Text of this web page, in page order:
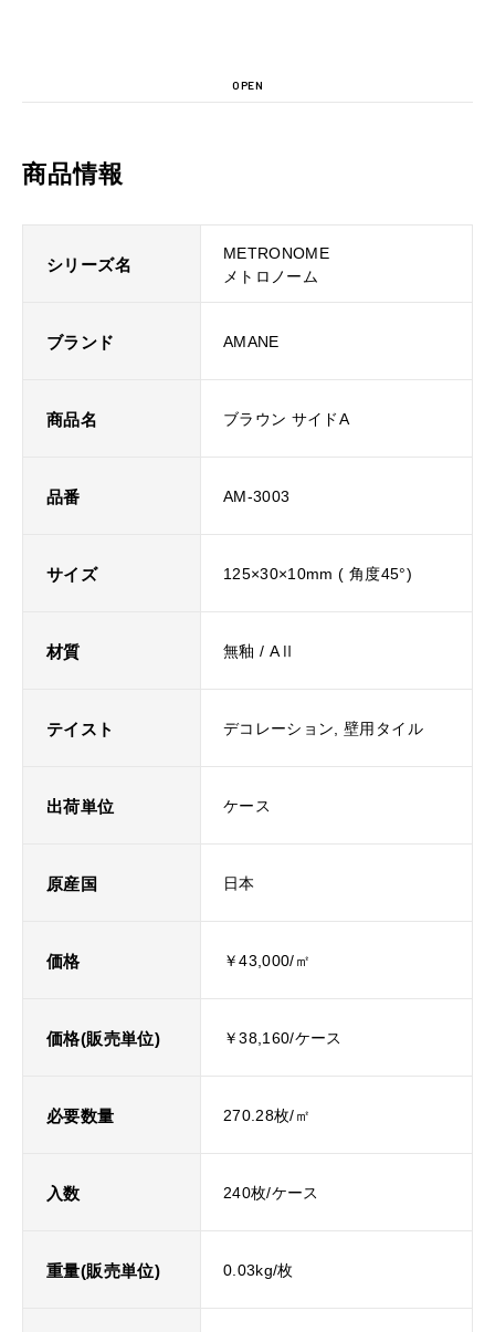
OPEN
商品情報
シリーズ名
METRONOME
メトロノーム
ブランド AMANE
商品名 ブラウン サイドA
品番 AM-3003
サイズ 125×30×10mm ( 角度45°)
材質 無釉 / AⅡ
テイスト デコレーション, 壁用タイル
出荷単位 ケース
原産国 日本
価格 ￥43,000/㎡
価格(販売単位) ￥38,160/ケース
必要数量 270.28枚/㎡
入数 240枚/ケース
重量(販売単位) 0.03kg/枚